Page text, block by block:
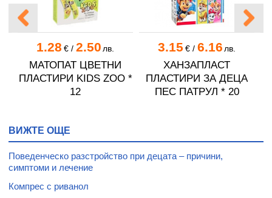
1.28 €/ 2.50 лв.
МАТОПАТ ЦВЕТНИ
ПЛАСТИРИ KIDS ZOO *
12
3.15 €/ 6.16 лв.
ХАНЗАПЛАСТ
ПЛАСТИРИ ЗА ДЕЦА
ПЕС ПАТРУЛ * 20
ВИЖТЕ ОЩЕ
Поведенческо разстройство при децата – причини,
симптоми и лечение
Компрес с риванол